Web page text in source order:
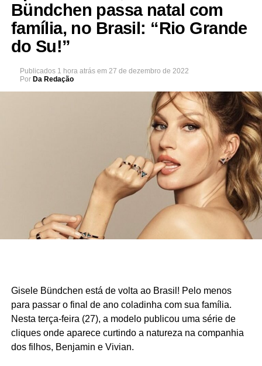
Bündchen passa natal com
família, no Brasil: “Rio Grande
do Su!”
Publicados 1 hora atrás em 27 de dezembro de 2022
Por Da Redação
Gisele Bündchen está de volta ao Brasil! Pelo menos
para passar o final de ano coladinha com sua família.
Nesta terça-feira (27), a modelo publicou uma série de
cliques onde aparece curtindo a natureza na companhia
dos filhos, Benjamin e Vivian.